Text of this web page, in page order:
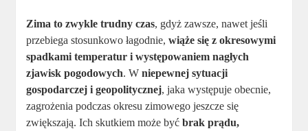
Zima to zwykle trudny czas, gdyż zawsze, nawet jeśli
przebiega stosunkowo łagodnie,wiąże się z okresowymi
spadkami temperatur i występowaniem nagłych
zjawisk pogodowych. Wniepewnej sytuacji
gospodarczej i geopolitycznej, jaka występuje obecnie,
zagrożenia podczas okresu zimowego jeszcze się
zwiększają. Ich skutkiem może byćbrak prądu,